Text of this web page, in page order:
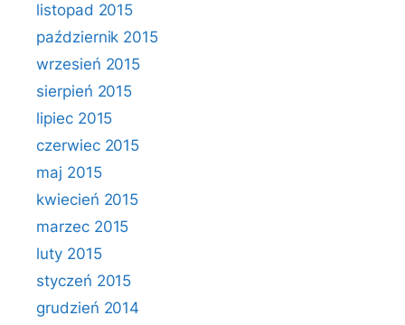
listopad 2015
październik 2015
wrzesień 2015
sierpień 2015
lipiec 2015
czerwiec 2015
maj 2015
kwiecień 2015
marzec 2015
luty 2015
styczeń 2015
grudzień 2014